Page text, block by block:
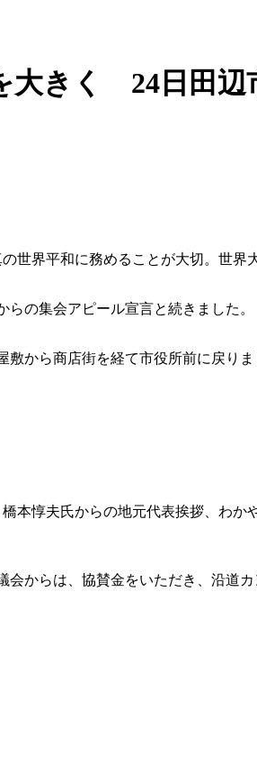
大きく 24日田辺
界平和に務めることが大切。世界
の集会アピール宣言と続きました。
から商店街を経て市役所前に戻りま
本惇夫氏からの地元代表挨拶、わか
からは、協賛金をいただき、沿道カ